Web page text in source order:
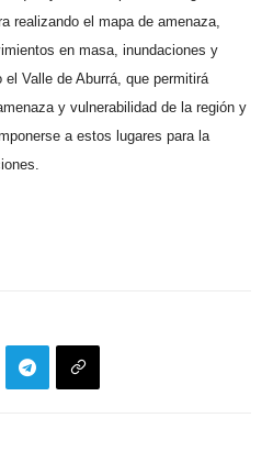
realizando el mapa de amenaza,
en masa, inundaciones y
Valle de Aburrá, que permitirá
y vulnerabilidad de la región y
a estos lugares para la